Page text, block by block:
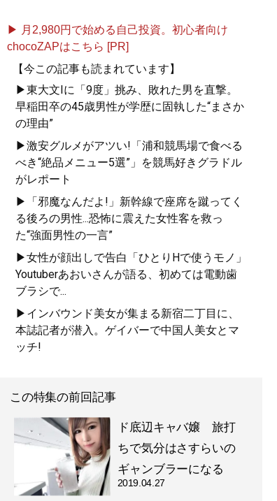
▶ 月2,980円で始める自己投資。初心者向け
chocoZAPはこちら [PR]
【今この記事も読まれています】
▶東大文Iに「9度」挑み、敗れた男を直撃。
早稲田卒の45歳男性が学歴に固執した“まさか
の理由”
▶激安グルメがアツい!「浦和競馬場で食べる
べき“絶品メニュー5選”」を競馬好きグラドル
がレポート
▶「邪魔なんだよ!」新幹線で座席を蹴ってく
る後ろの男性...恐怖に震えた女性客を救っ
た“強面男性の一言”
▶女性が顔出しで告白「ひとりHで使うモノ」
Youtuberあおいさんが語る、初めては電動歯
ブラシで...
▶インバウンド美女が集まる新宿二丁目に、
本誌記者が潜入。ゲイバーで中国人美女とマ
ッチ!
この特集の前回記事
ド底辺キャバ嬢 旅打
ちで気分はさすらいの
ギャンブラーになる
2019.04.27